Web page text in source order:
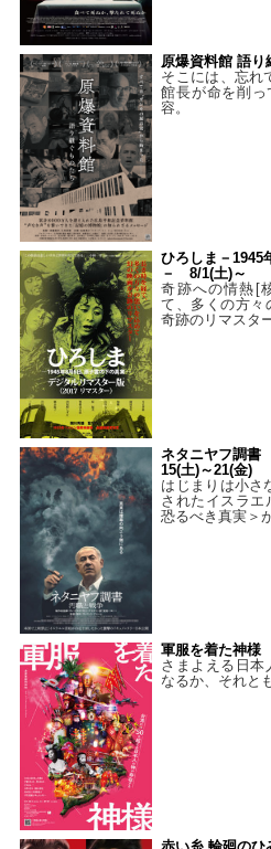
原爆資料館 語
そこには、忘れ
館長が命を削っ
容。
ひろしま－1945
－ 8/1(土)～
奇跡への情熱[
て、多くの方々
奇跡のリマスタ
ネタニヤフ調
15(土)～21(金)
はじまりは小さ
されたイスラエ
恐るべき真実＞
軍服を着た神様
さまよえる日本
なるか、それと